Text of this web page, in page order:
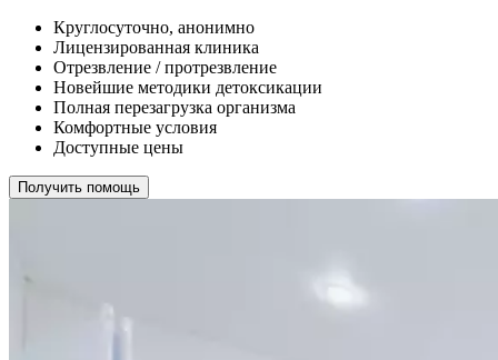
Круглосуточно, анонимно
Лицензированная клиника
Отрезвление / протрезвление
Новейшие методики детоксикации
Полная перезагрузка организма
Комфортные условия
Доступные цены
Получить помощь